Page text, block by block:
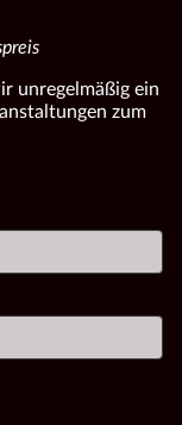
unregelmäßig ein
zum